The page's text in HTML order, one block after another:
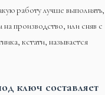
работу лучше выполнять,
производство, или сняв с
кстати, называется
ключ составляет